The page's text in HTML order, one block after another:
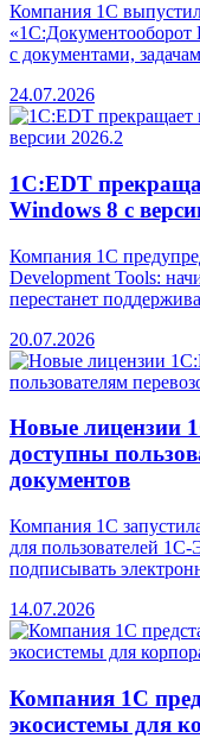
Компания 1С
с документами,
24.07.2026
1С:EDT
Windows 8 с
Компания 1С
Development Tools:
перестанет
20.07.2026
Новые лицензии
доступны
документов
Компания 1С
для пользователей
подписывать
14.07.2026
Компания 1С
экосистемы для